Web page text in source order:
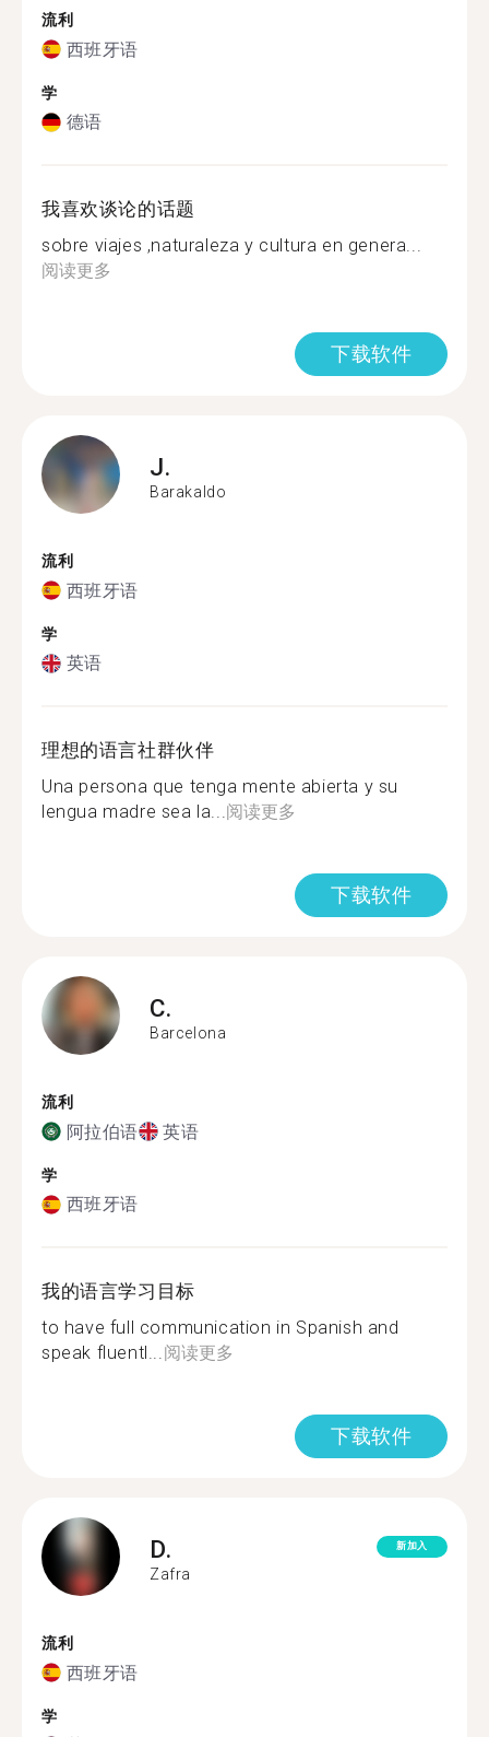
流利
西班牙语
学
德语
我喜欢谈论的话题
sobre viajes ,naturaleza y cultura en genera...
阅读更多
下载软件
J.
Barakaldo
流利
西班牙语
学
英语
理想的语言社群伙伴
Una persona que tenga mente abierta y su
lengua madre sea la...阅读更多
下载软件
C.
Barcelona
流利
阿拉伯语 英语
学
西班牙语
我的语言学习目标
to have full communication in Spanish and
speak fluentl...阅读更多
下载软件
D.
Zafra
新加入
流利
西班牙语
学